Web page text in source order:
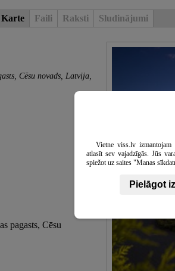
Karte Faili Raksti Sludinājumi
Cēsu novads, Latvija,
pagasts, Cēsu
Vietne viss.lv izmantojam
atlasīt sev vajadzīgās. Jūs
spiežot uz saites "Manas
Pielāgot